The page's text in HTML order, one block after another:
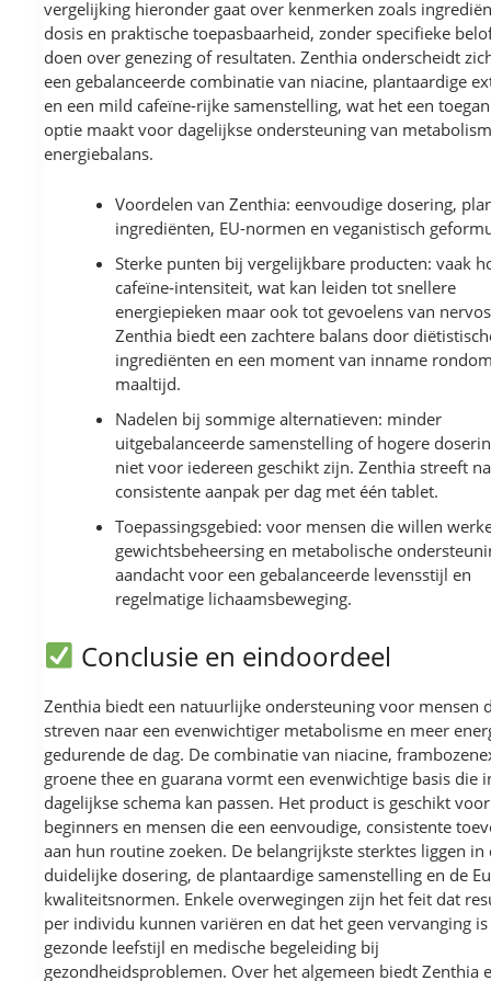
vergelijking hieronder gaat over kenmerken zoals
dosis en praktische toepasbaarheid, zonder specifieke
doen over genezing of resultaten. Zenthia onderscheidt
een gebalanceerde combinatie van niacine, plantaardige
en een mild cafeïne-rijke samenstelling, wat het een
optie maakt voor dagelijkse ondersteuning van
energiebalans.
Voordelen van Zenthia: eenvoudige dosering,
ingrediënten, EU-normen en veganistisch
Sterke punten bij vergelijkbare producten: vaak
cafeïne‑intensiteit, wat kan leiden tot snellere
energiepieken maar ook tot gevoelens van
Zenthia biedt een zachtere balans door
ingrediënten en een moment van inname
maaltijd.
Nadelen bij sommige alternatieven: minder
uitgebalanceerde samenstelling of hogere
niet voor iedereen geschikt zijn. Zenthia streeft
consistente aanpak per dag met één tablet.
Toepassingsgebied: voor mensen die willen
gewichtsbeheersing en metabolische
aandacht voor een gebalanceerde levensstijl en
regelmatige lichaamsbeweging.
Conclusie en eindoordeel
Zenthia biedt een natuurlijke ondersteuning voor mensen
streven naar een evenwichtiger metabolisme en meer
gedurende de dag. De combinatie van niacine,
groene thee en guarana vormt een evenwichtige basis die
dagelijkse schema kan passen. Het product is geschikt voor
beginners en mensen die een eenvoudige, consistente
aan hun routine zoeken. De belangrijkste sterktes liggen in
duidelijke dosering, de plantaardige samenstelling en de
kwaliteitsnormen. Enkele overwegingen zijn het feit dat
per individu kunnen variëren en dat het geen vervanging
gezonde leefstijl en medische begeleiding bij
gezondheidsproblemen. Over het algemeen biedt Zenthia